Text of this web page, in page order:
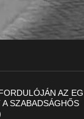
AZ
SZABADSÁGHŐS